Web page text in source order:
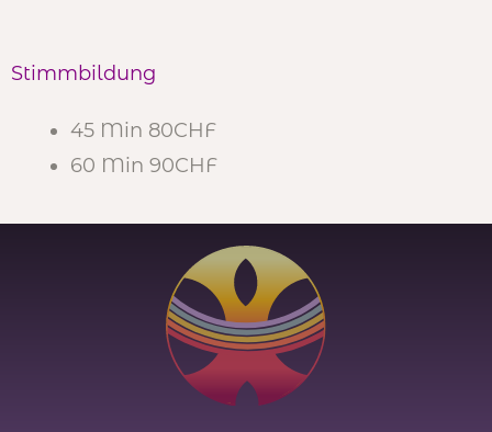
Stimmbildung
45 Min 80CHF
60 Min 90CHF